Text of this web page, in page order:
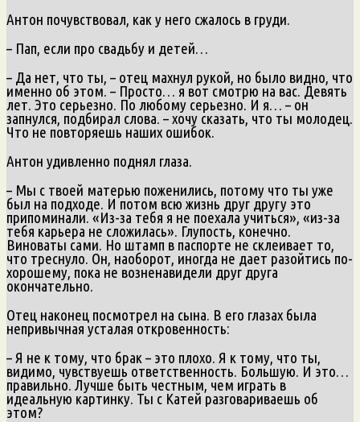
Антон почувствовал, как у него сжалось в груди.
– Пап, если про свадьбу и детей…
– Да нет, что ты, – отец махнул рукой, но было видно, что
именно об этом. – Просто… я вот смотрю на вас. Девять
лет. Это серьезно. По любому серьезно. И я… – он
запнулся, подбирал слова. – хочу сказать, что ты молодец.
Что не повторяешь наших ошибок.
Антон удивленно поднял глаза.
– Мы с твоей матерью поженились, потому что ты уже
был на подходе. И потом всю жизнь друг другу это
припоминали. «Из-за тебя я не поехала учиться», «из-за
тебя карьера не сложилась». Глупость, конечно.
Виноваты сами. Но штамп в паспорте не склеивает то,
что треснуло. Он, наоборот, иногда не дает разойтись по-
хорошему, пока не возненавидели друг друга
окончательно.
Отец наконец посмотрел на сына. В его глазах была
непривычная усталая откровенность:
– Я не к тому, что брак – это плохо. Я к тому, что ты,
видимо, чувствуешь ответственность. Большую. И это…
правильно. Лучше быть честным, чем играть в
идеальную картинку. Ты с Катей разговариваешь об
этом?